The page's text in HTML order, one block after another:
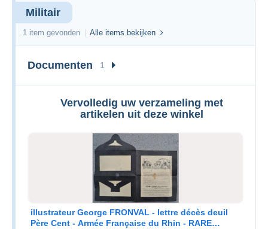
Militair
1 item gevonden Alle items bekijken
Documenten 1
Vervolledig uw verzameling met
artikelen uit deze winkel
illustrateur George FRONVAL - lettre décès deuil
Père Cent - Armée Française du Rhin - RARE